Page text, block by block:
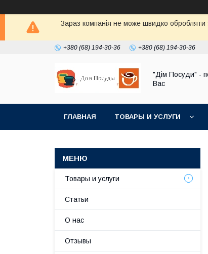
Зараз компанія не може швидко обробляти
+380 (68) 194-30-36 +380 (68) 194-30-36
"Дім Посуди" -
Вас
ГЛАВНАЯ ТОВАРЫ И УСЛУГИ
Товары и услуги
Статьи
О нас
Отзывы